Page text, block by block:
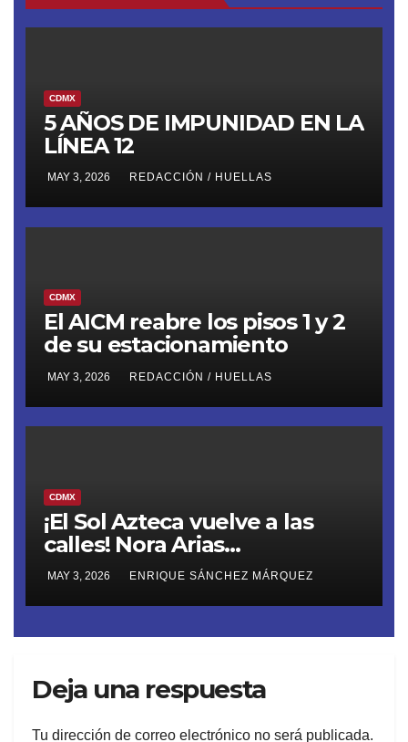
CDMX
5 AÑOS DE IMPUNIDAD EN LA
LÍNEA 12
MAY 3, 2026 REDACCIÓN / HUELLAS
CDMX
El AICM reabre los pisos 1 y 2
de su estacionamiento
MAY 3, 2026 REDACCIÓN / HUELLAS
CDMX
¡El Sol Azteca vuelve a las
calles! Nora Arias
(@AriasNora), presidenta del
PRD CDMX, reactiva la
movilización territorial
MAY 3, 2026 ENRIQUE SÁNCHEZ MÁRQUEZ
Deja una respuesta
Tu dirección de correo electrónico no será publicada.